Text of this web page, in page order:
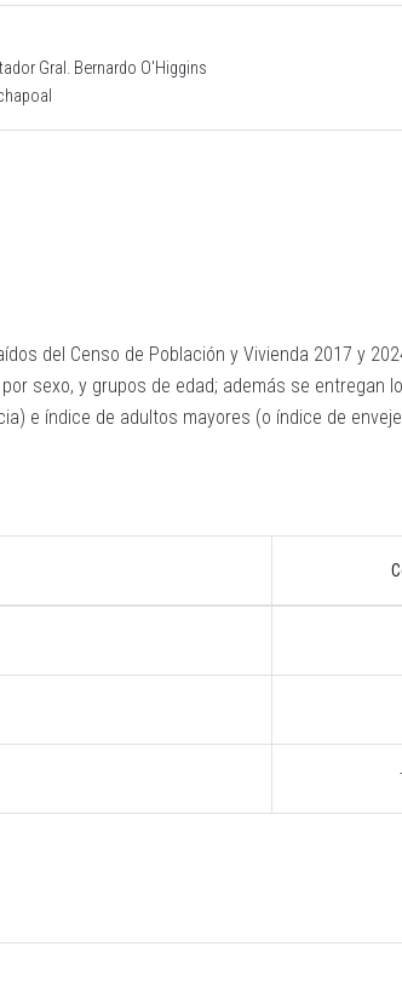
Gral. Bernardo O'Higgins
del Censo de Población y Vivienda 2017 y
sexo, y grupos de edad; además se entregan
e índice de adultos mayores (o índice de